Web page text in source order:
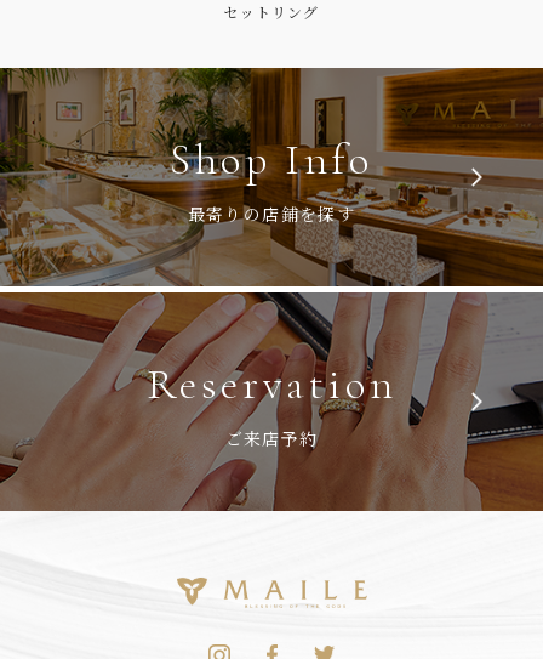
セットリング
Shop Info
最寄りの店鋪を探す
Reservation
ご来店予約